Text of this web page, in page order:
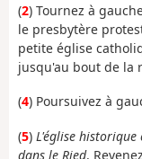
(2) Tournez à
le presbytère
petite église
jusqu'au bout de la
(4) Poursuivez à
(5) L'église
dans le Ried.